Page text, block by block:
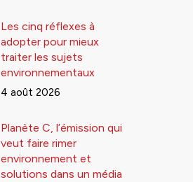
Les cinq réflexes à
adopter pour mieux
traiter les sujets
environnementaux
4 août 2026
Planète C, l’émission qui
veut faire rimer
environnement et
solutions dans un média